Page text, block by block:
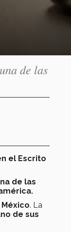
de las
el Escrito
de las
. La
de sus